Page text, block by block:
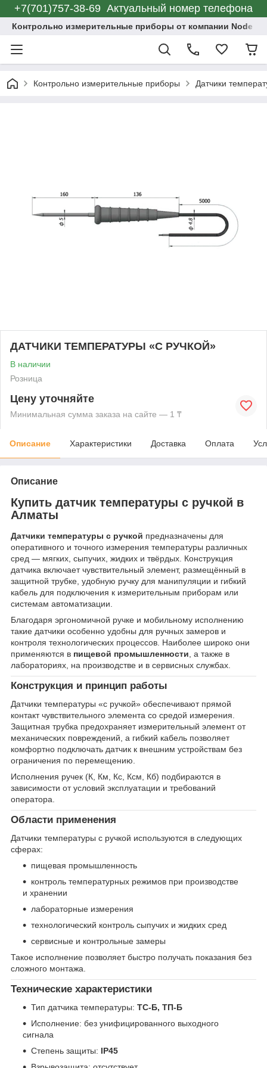
+7(701)757-38-69 Актуальный номер телефона
Контрольно измерительные приборы от компании Node
Контрольно измерительные приборы Датчики
ДАТЧИКИ ТЕМПЕРАТУРЫ «С РУЧКОЙ»
В наличии
Розница
Цену уточняйте
Минимальная сумма заказа на сайте — 1 ₸
Описание Характеристики Доставка Оплата
Описание
Купить датчик температуры с ручкой в
Алматы
Датчики температуры с ручкой предназначены для
оперативного и точного измерения температуры различных
сред — мягких, сыпучих, жидких и твёрдых. Конструкция
датчика включает чувствительный элемент, размещённый в
защитной трубке, удобную ручку для манипуляции и гибкий
кабель для подключения к измерительным приборам или
системам автоматизации.
Благодаря эргономичной ручке и мобильному исполнению
такие датчики особенно удобны для ручных замеров и
контроля технологических процессов. Наиболее широко они
применяются в пищевой промышленности, а также в
лабораториях, на производстве и в сервисных службах.
Конструкция и принцип работы
Датчики температуры «с ручкой» обеспечивают прямой
контакт чувствительного элемента со средой измерения.
Защитная трубка предохраняет измерительный элемент от
механических повреждений, а гибкий кабель позволяет
комфортно подключать датчик к внешним устройствам без
ограничения по перемещению.
Исполнения ручек (К, Км, Кс, Ксм, Кб) подбираются в
зависимости от условий эксплуатации и требований
оператора.
Области применения
Датчики температуры с ручкой используются в следующих
сферах:
пищевая промышленность
контроль температурных режимов при производстве
и хранении
лабораторные измерения
технологический контроль сыпучих и жидких сред
сервисные и контрольные замеры
Такое исполнение позволяет быстро получать показания без
сложного монтажа.
Технические характеристики
Тип датчика температуры: ТС-Б, ТП-Б
Исполнение: без унифицированного выходного
сигнала
Степень защиты: IP45